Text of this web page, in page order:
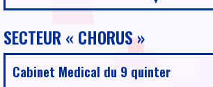
Médecins généralistes
Consultations uniquement sur RDV
Au cœur du quartier du Vallon. Accès
Beauregard », parkings de
SECTEUR CHORUS
Cabinet Medical du 9 quinter